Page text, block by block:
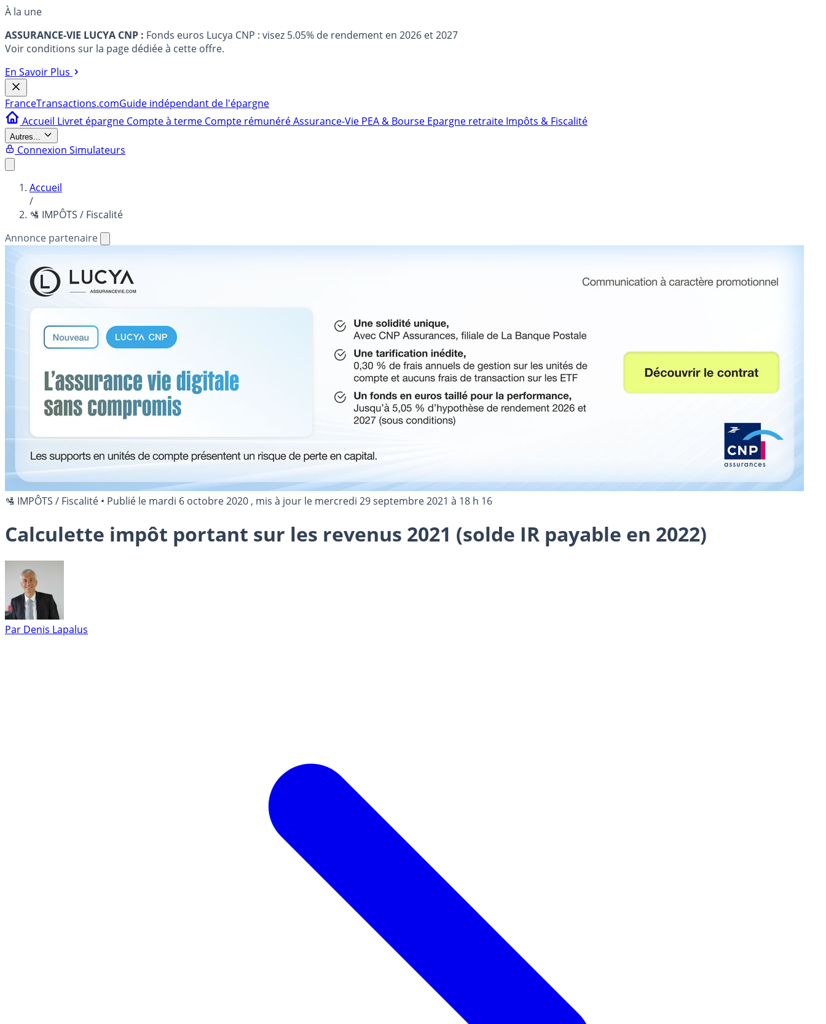
À la une
ASSURANCE-VIE LUCYA CNP : Fonds euros Lucya CNP : visez 5.05% de rendement en 2026 et 2027
Voir conditions sur la page dédiée à cette offre.
En Savoir Plus
FranceTransactions.comGuide indépendant de l'épargne
Accueil Livret épargne Compte à terme Compte rémunéréAssurance-Vie PEA & Bourse Epargne retraite Impôts & Fiscalité
Autres...
Connexion Simulateurs
Accueil
/
🛂 IMPÔTS / Fiscalité
Annonce partenaire
🛂 IMPÔTS / Fiscalité • Publié le mardi 6 octobre 2020 , mis à jour le mercredi 29 septembre 2021 à 18 h 16
Calculette impôt portant sur les revenus 2021 (solde IR payable en 2022)
Par Denis Lapalus